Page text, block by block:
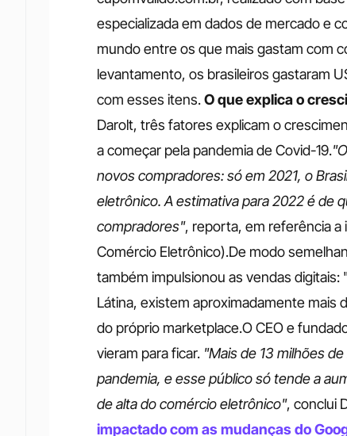
especializada em dados de mercado e
mundo entre os que mais gastam com
levantamento, os brasileiros gastaram
com esses itens. O que explica o
Darolt, três fatores explicam o
a começar pela pandemia de Covid-19.
novos compradores: só em 2021, o
eletrônico. A estimativa para 2022 é de
compradores", reporta, em referência a
Comércio Eletrônico).De modo
também impulsionou as vendas
Látina, existem aproximadamente mais
do próprio marketplace.O CEO e
vieram para ficar. "Mais de 13 milhões
pandemia, e esse público só tende a
de alta do comércio eletrônico", conclui
impactado com as mudanças do